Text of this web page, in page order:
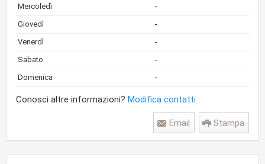
Mercoledì -
Giovedì -
Venerdì -
Sabato -
Domenica -
Conosci altre informazioni? Modifica contatti
Stampa
Email